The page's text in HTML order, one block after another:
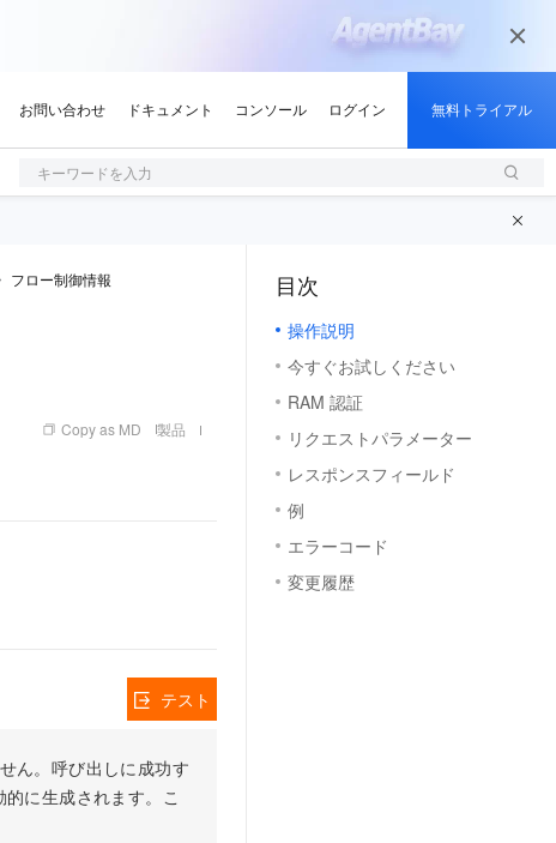
キーワードを入力
フロー制御情報
Copy as MD 製品
ん。呼び出しに成功す
に生成されます。こ
テスト
目次
操作説明
今すぐお試しください
RAM 認証
リクエストパラメーター
レスポンスフィールド
例
エラーコード
変更履歴